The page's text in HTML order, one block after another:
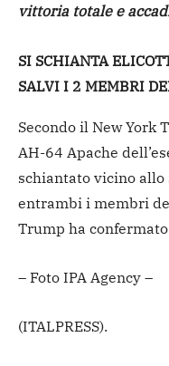
vittoria totale e
SI SCHIANTA
SALVI I 2 MEMBRI
Secondo il New York
AH-64 Apache
schiantato vicino
entrambi i membri
Trump ha
– Foto IPA Agency –
(ITALPRESS).